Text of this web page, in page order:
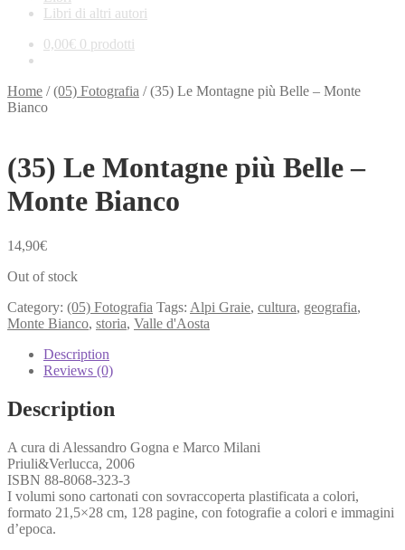
Libri di altri autori
0,00€ 0 prodotti
Home /(05) Fotografia /(35) Le Montagne più Belle – Monte
Bianco
(35) Le Montagne più Belle –
Monte Bianco
14,90€
Out of stock
Category: (05) Fotografia Tags: Alpi Graie, cultura, geografia,
Monte Bianco, storia, Valle d'Aosta
Description
Reviews (0)
Description
A cura di Alessandro Gogna e Marco Milani
Priuli&Verlucca, 2006
ISBN 88-8068-323-3
I volumi sono cartonati con sovraccoperta plastificata a colori,
formato 21,5×28 cm, 128 pagine, con fotografie a colori e immagini
d’epoca.